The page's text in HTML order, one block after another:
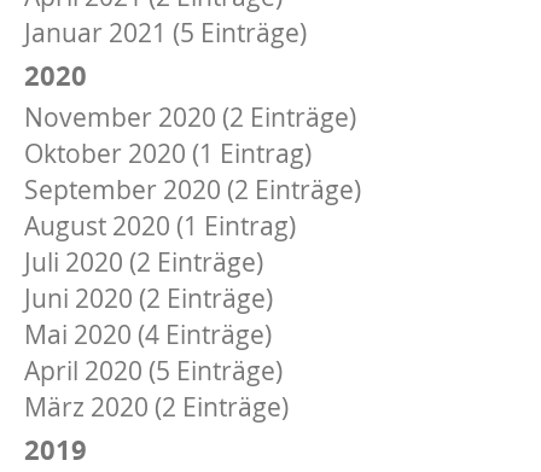
Januar 2021 (5 Einträge)
2020
November 2020 (2 Einträge)
Oktober 2020 (1 Eintrag)
September 2020 (2 Einträge)
August 2020 (1 Eintrag)
Juli 2020 (2 Einträge)
Juni 2020 (2 Einträge)
Mai 2020 (4 Einträge)
April 2020 (5 Einträge)
März 2020 (2 Einträge)
2019